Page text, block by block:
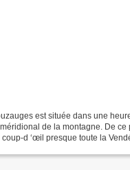
est située dans une
de la montagne. De ce
d ‘œil presque toute la